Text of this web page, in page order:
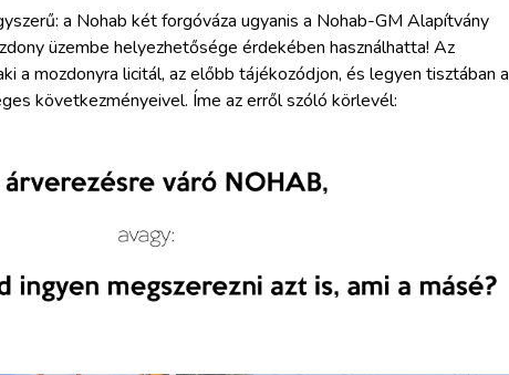
a Nohab két forgóváza ugyanis a Nohab-GM Alapítvány
üzembe helyezhetősége érdekében használhatta! Az
a mozdonyra licitál, az előbb tájékozódjon, és legyen tisztában a
következményeivel. Íme az erről szóló körlevél: